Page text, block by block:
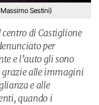
Sestini)
di Castiglione
per
e l’auto gli sono
grazie alle immagini
e alle
quando i